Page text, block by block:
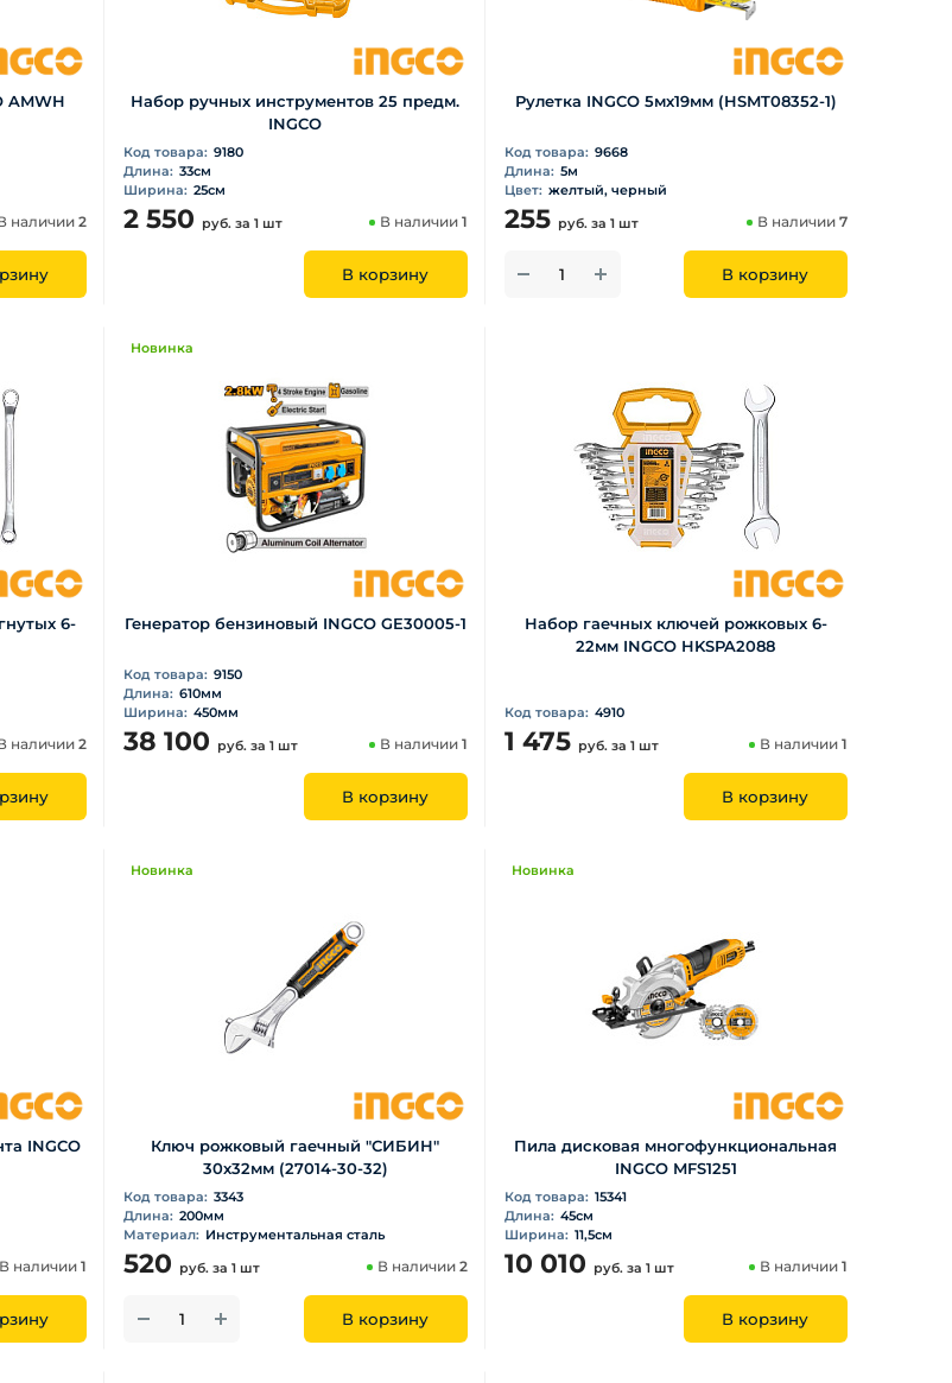
AMWH
наличии2
Набор ручных инструментов 25 предм.
INGCO
Код товара: 9180
Длина: 33см
Ширина: 25см
2 550 руб.за 1 шт В наличии 1
В корзину
Рулетка INGCO 5мх19мм (HSMT08352-1)
Код товара: 9668
Длина: 5м
Цвет: желтый, черный
255 руб. за 1 шт В наличии 7
В корзину
6-
наличии2
Новинка
Генератор бензиновый INGCO GE30005-1
Код товара: 9150
Длина: 610мм
Ширина: 450мм
38 100 руб.за 1 шт В наличии 1
В корзину
Набор гаечных ключей рожковых 6-
22мм INGCO HKSPA2088
Код товара: 4910
1 475 руб. за 1 шт В наличии 1
В корзину
INGCO
В наличии1
Новинка
Ключ рожковый гаечный "СИБИН"
30х32мм (27014-30-32)
Код товара: 3343
Длина: 200мм
Материал: Инструментальная сталь
520 руб.за 1 шт В наличии 2
В корзину
Новинка
Пила дисковая многофункциональная
INGCO MFS1251
Код товара: 15341
Длина: 45см
Ширина: 11,5см
10 010 руб. за 1 шт В наличии 1
В корзину